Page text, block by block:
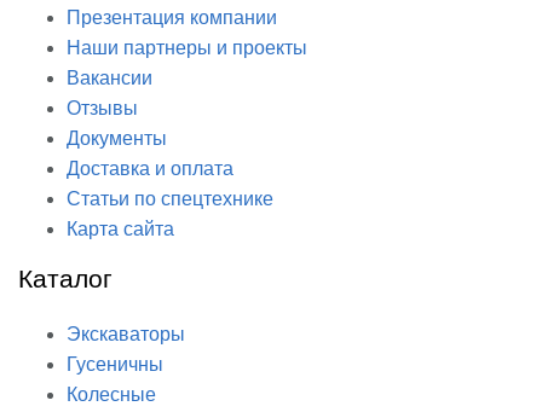
Презентация компании
Наши партнеры и проекты
Вакансии
Отзывы
Документы
Доставка и оплата
Статьи по спецтехнике
Карта сайта
Каталог
Экскаваторы
Гусеничны
Колесные